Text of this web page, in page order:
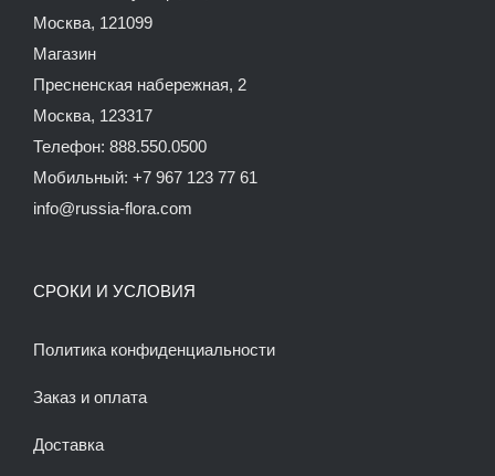
Москва, 121099
Магазин
Пресненская набережная, 2
Москва, 123317
Телефон: 888.550.0500
Мобильный: +7 967 123 77 61
info@russia-flora.com
СРОКИ И УСЛОВИЯ
Политика конфиденциальности
Заказ и оплата
Доставка